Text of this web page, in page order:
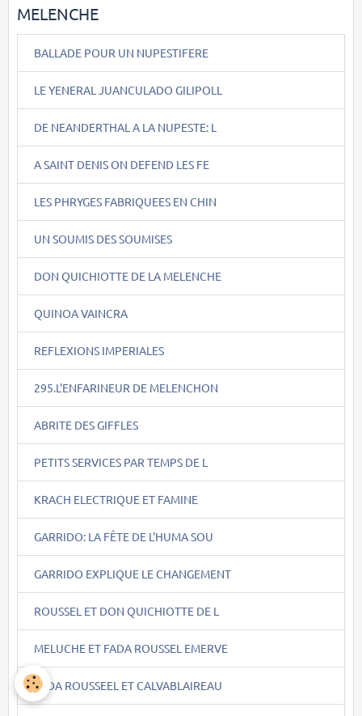
MELENCHE
BALLADE POUR UN NUPESTIFERE
LE YENERAL JUANCULADO GILIPOLL
DE NEANDERTHAL A LA NUPESTE: L
A SAINT DENIS ON DEFEND LES FE
LES PHRYGES FABRIQUEES EN CHIN
UN SOUMIS DES SOUMISES
DON QUICHIOTTE DE LA MELENCHE
QUINOA VAINCRA
REFLEXIONS IMPERIALES
295.L'ENFARINEUR DE MELENCHON
ABRITE DES GIFFLES
PETITS SERVICES PAR TEMPS DE L
KRACH ELECTRIQUE ET FAMINE
GARRIDO: LA FÊTE DE L'HUMA SOU
GARRIDO EXPLIQUE LE CHANGEMENT
ROUSSEL ET DON QUICHIOTTE DE L
MELUCHE ET FADA ROUSSEL EMERVE
FADA ROUSSEEL ET CALVABLAIREAU